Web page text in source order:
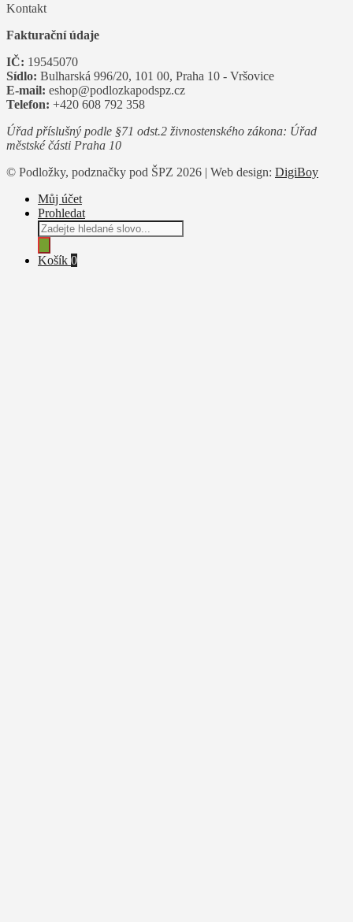
Kontakt
Fakturační údaje
IČ: 19545070
Sídlo: Bulharská 996/20, 101 00, Praha 10 - Vršovice
E-mail: eshop@podlozkapodspz.cz
Telefon: +420 608 792 358
Úřad příslušný podle §71 odst.2 živnostenského zákona: Úřad
městské části Praha 10
© Podložky, podznačky pod ŠPZ 2026 | Web design: DigiBoy
Můj účet
Prohledat
Products
search
Košík 0